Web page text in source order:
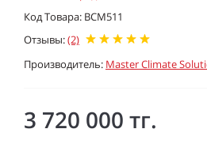
Код Товара: BCM511
Отзывы:(2)
Производитель: Master Climate
3 720 000 тг.